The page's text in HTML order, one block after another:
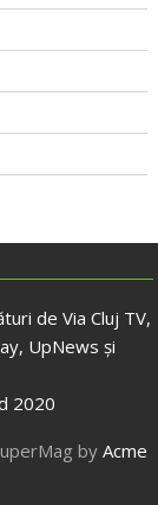
de Via Cluj TV,
UpNews și
2020
by Acme